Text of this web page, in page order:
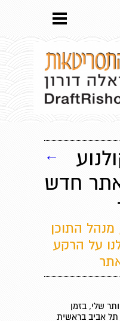
חדש
התוכן
על הרקע
←
שלי, בזמן
תל אביב בראשית